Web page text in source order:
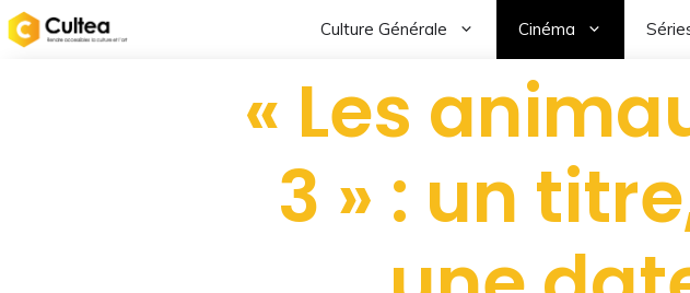
Culture Générale Cinéma
« Les
3 » : un